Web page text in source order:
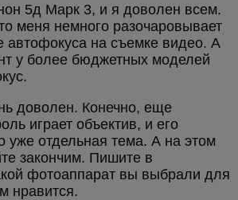
5д Марк 3, и я доволен всем.
меня немного разочаровывает
автофокуса на съемке видео. А
у более бюджетных моделей
доволен. Конечно, еще
играет объектив, и его
уже отдельная тема. А на этом
закончим. Пишите в
фотоаппарат вы выбрали для
нравится.